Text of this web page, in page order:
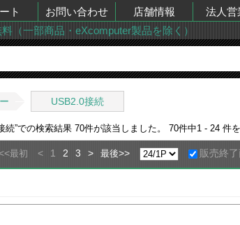
ト お問い合わせ 店舗情報 法人営
（一部商品・eXcomputer製品を除く）
USB2.0接続
続”での検索結果 70件が該当しました。 70件中1 - 24 件
最初 < 1 2 3 > 最後>> 販売終